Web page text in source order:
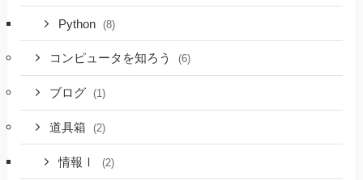
Python (8)
コンピュータを知ろう (6)
ブログ (1)
道具箱 (2)
情報Ⅰ (2)